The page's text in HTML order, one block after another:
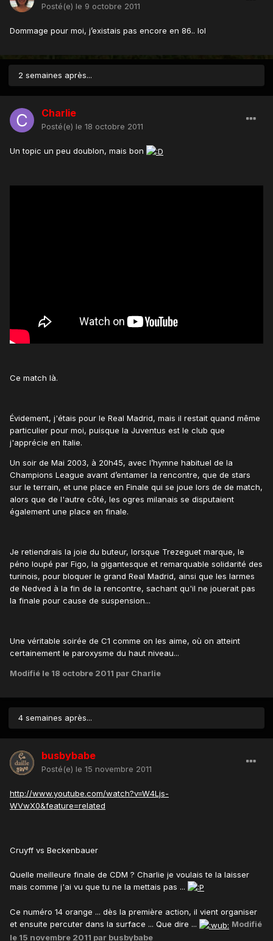
Posté(e) le 9 octobre 2011
Dommage pour moi, j’existais pas encore en 86.. lol
2 semaines après...
Charlie
Posté(e) le 18 octobre 2011
Un topic un peu doublon, mais bon
Ce match là.
Évidement, j'étais pour le Real Madrid, mais il restait quand même
particulier pour moi, puisque la Juventus est le club que
j'apprécie en Italie.
Un soir de Mai 2003, à 20h45, avec l’hymne habituel de la
Champions League avant d’entamer la rencontre, que de stars
sur le terrain, et une place en Finale qui se joue lors de de match,
alors que de l'autre côté, les ogres milanais se disputaient
également une place en finale.
Je retiendrais la joie du buteur, lorsque Trezeguet marque, le
péno loupé par Figo, la gigantesque et remarquable solidarité des
turinois, pour bloquer le grand Real Madrid, ainsi que les larmes
de Nedved à la fin de la rencontre, sachant qu'il ne jouerait pas
la finale pour cause de suspension...
Une véritable soirée de C1 comme on les aime, où on atteint
certainement le paroxysme du haut niveau...
Modifié le 18 octobre 2011 par Charlie
4 semaines après...
busbybabe
Posté(e) le 15 novembre 2011
http://www.youtube.com/watch?v=W4Ljs-
WVwX0&feature=related
Cruyff vs Beckenbauer
Quelle meilleure finale de CDM ? Charlie je voulais te la laisser
mais comme j'ai vu que tu ne la mettais pas ...
Ce numéro 14 orange ... dès la première action, il vient organiser
et ensuite percuter dans la surface ... Que dire ...
Modifié
le 15 novembre 2011 par busbybabe